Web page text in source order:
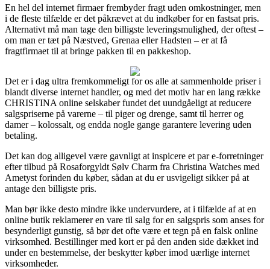
En hel del internet firmaer frembyder fragt uden omkostninger, men
i de fleste tilfælde er det påkrævet at du indkøber for en fastsat pris.
Alternativt må man tage den billigste leveringsmulighed, der oftest –
om man er tæt på Næstved, Grenaa eller Hadsten – er at få
fragtfirmaet til at bringe pakken til en pakkeshop.
Det er i dag ultra fremkommeligt for os alle at sammenholde priser i
blandt diverse internet handler, og med det motiv har en lang række
CHRISTINA online selskaber fundet det uundgåeligt at reducere
salgspriserne på varerne – til piger og drenge, samt til herrer og
damer – kolossalt, og endda nogle gange garantere levering uden
betaling.
Det kan dog alligevel være gavnligt at inspicere et par e-forretninger
efter tilbud på Rosaforgyldt Sølv Charm fra Christina Watches med
Ametyst forinden du køber, sådan at du er usvigeligt sikker på at
antage den billigste pris.
Man bør ikke desto mindre ikke undervurdere, at i tilfælde af at en
online butik reklamerer en vare til salg for en salgspris som anses for
besynderligt gunstig, så bør det ofte være et tegn på en falsk online
virksomhed. Bestillinger med kort er på den anden side dækket ind
under en bestemmelse, der beskytter køber imod uærlige internet
virksomheder.